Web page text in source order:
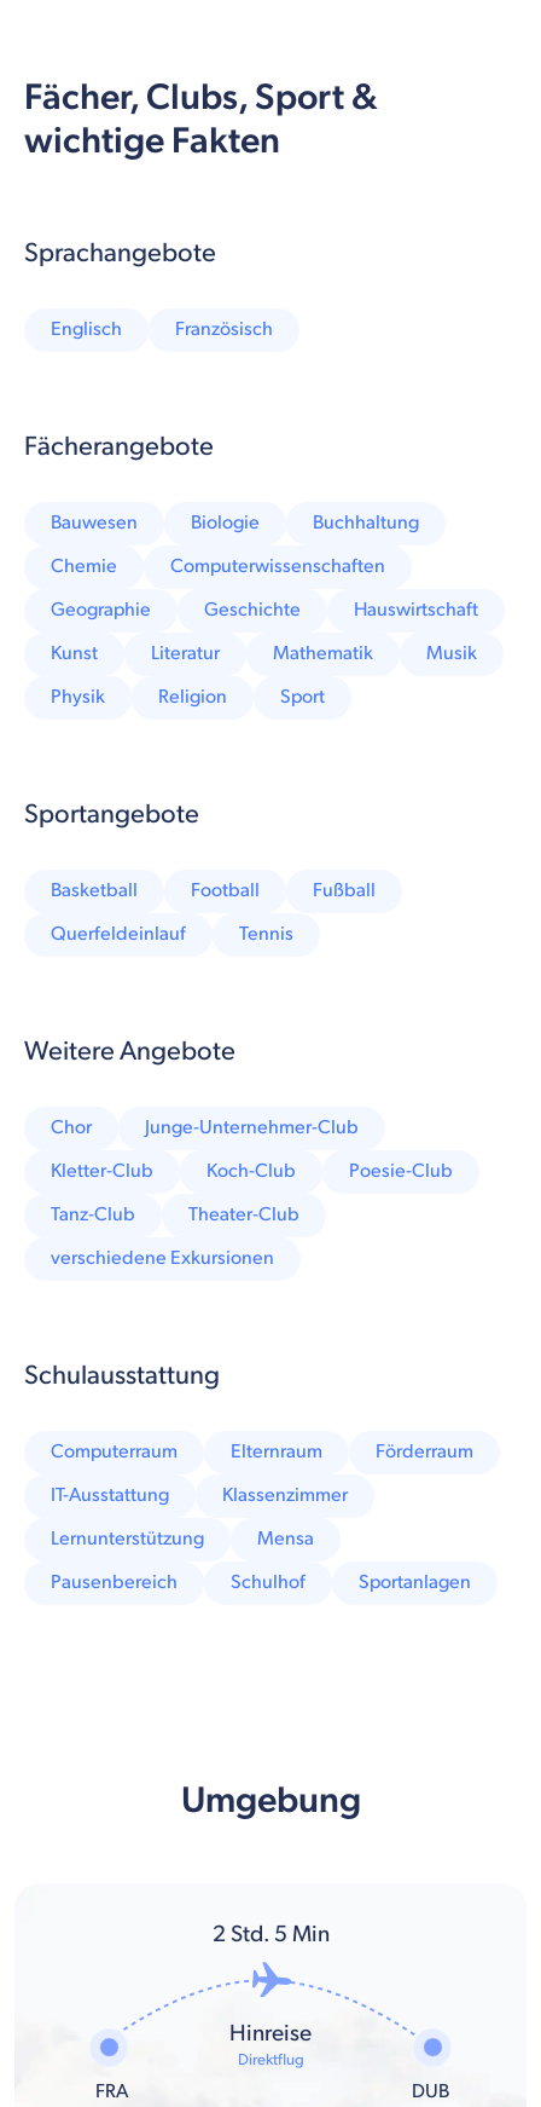
Fächer, Clubs, Sport &
wichtige Fakten
Sprachangebote
Englisch Französisch
Fächerangebote
Bauwesen Biologie
Buchhaltung
Chemie
Computerwissenschaften
Geographie
Geschichte
Hauswirtschaft
Kunst
Literatur Mathematik
Musik
Physik
Religion Sport
Sportangebote
Basketball Football
Fußball
Querfeldeinlauf
Tennis
Weitere Angebote
Chor
Junge-Unternehmer-Club
Kletter-Club
Koch-Club
Poesie-Club
Tanz-Club
Theater-Club
verschiedene Exkursionen
Schulausstattung
Computerraum Elternraum
Förderraum
IT-Ausstattung
Klassenzimmer
Lernunterstützung
Mensa
Pausenbereich
Schulhof Sportanlagen
Umgebung
2Std. 5 Min
FRA
Hinreise
Direktflug
DUB